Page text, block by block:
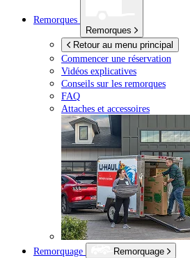
Remorques
Remorques
Retour au menu principal
Commencer une réservation
Vidéos explicatives
Conseils sur les remorques
FAQ
Attaches et accessoires
Remorquage
Remorquage